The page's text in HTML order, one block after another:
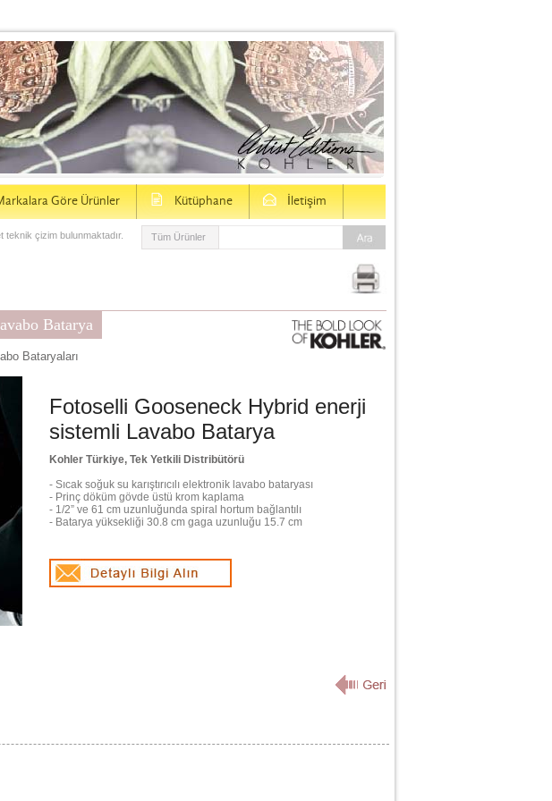
Göre Ürünler Kütüphane
D İletişim
E
çizim bulunmaktadır. Tüm Ürünler
Batarya
Bataryaları
Fotoselli Gooseneck Hybrid enerji
sistemli Lavabo Batarya
Kohler Türkiye, Tek Yetkili Distribütörü
- Sıcak soğuk su karıştırıcılı elektronik lavabo bataryası
- Prinç döküm gövde üstü krom kaplama
- 1/2” ve 61 cm uzunluğunda spiral hortum bağlantılı
- Batarya yüksekliği 30.8 cm gaga uzunluğu 15.7 cm